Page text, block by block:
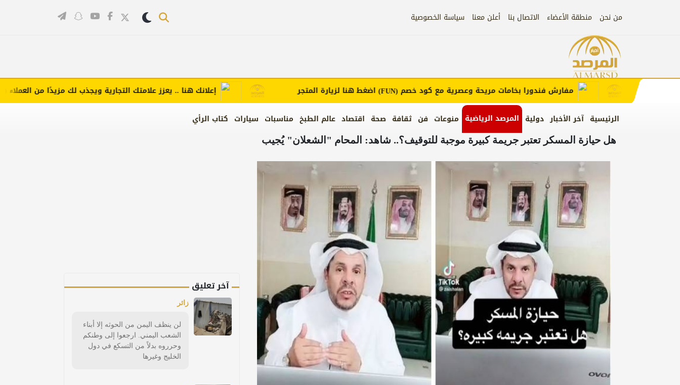
من نحن منطقة الأعضاء الاتصال بنا أعلن معنا سياسة الخصوصية
الرئيسية آخر الأخبار دولية المرصد الرياضية منوعات فن ثقافة صحة اقتصاد عالم الطبخ مناسبات سيارات كتاب الرأي
إعلانك هنا .. يعزز علامتك التجارية ويجذب لك مزيدًا من العملاء (اضغط مفارش فندورا بخامات مريحة وعصرية مع كود خصم(FUN) اضغط هنا لزيارة المتجر
هل حيازة المسكر تعتبر جريمة كبيرة موجبة للتوقيف؟.. شاهد: المحام "الشعلان" يُجيب
آخر تعليق
زائر
لن ينظف اليمن من الحوثه إلا أبناء
الشعب اليمني. ارجعوا إلى وطنكم
وحرروه بدلاً من التسكع في دول
الخليج وغيرها